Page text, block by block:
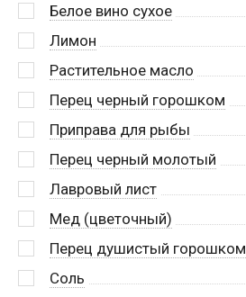
Белое вино сухое
Лимон
Растительное масло
Перец черный горошком
Приправа для рыбы
Перец черный молотый
Лавровый лист
Мед (цветочный)
Перец душистый горошком
Соль